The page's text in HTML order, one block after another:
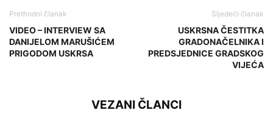
Prethodni članak
VIDEO – INTERVIEW SA
DANIJELOM MARUŠIĆEM
PRIGODOM USKRSA
Sljedeći članak
USKRSNA ČESTITKA
GRADONAČELNIKA I
PREDSJEDNICE GRADSKOG
VIJEĆA
VEZANI ČLANCI